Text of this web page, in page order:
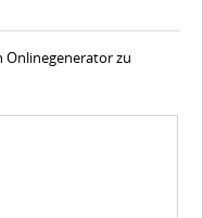
Onlinegenerator zu